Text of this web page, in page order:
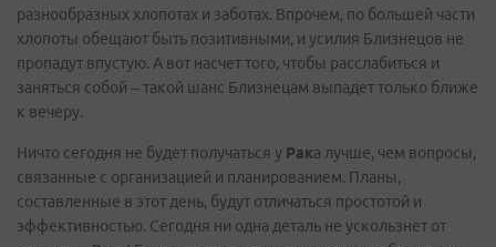
разнообразных хлопотах и заботах. Впрочем, по большей части
хлопоты обещают быть позитивными, и усилия Близнецов не
пропадут впустую. А вот насчет того, чтобы расслабиться и
заняться собой – такой шанс Близнецам выпадет только ближе
к вечеру.
Ничто сегодня не будет получаться у Рака лучше, чем вопросы,
связанные с организацией и планированием. Планы,
составленные в этот день, будут отличаться простотой и
эффективностью. Сегодня ни одна деталь не ускользнет от